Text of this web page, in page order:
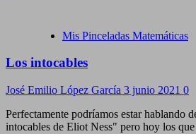
Mis Pinceladas Matemáticas
Los intocables
José Emilio López García 3 junio 2021 0
Perfectamente podríamos estar hablando
intocables de Eliot Ness" pero hoy los que